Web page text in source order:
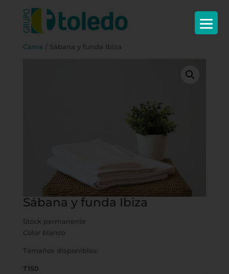
Inicio/
Cama / Sábana y funda Ibiza
Sábana y funda Ibiza
Stock permanente
Color blanco
Tamaños disponibles:
T150